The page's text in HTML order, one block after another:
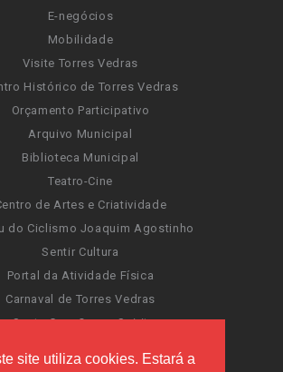
site utiliza cookies. Estará a
E-negócios
Mobilidade
Visite Torres Vedras
Histórico de Torres Vedras
Orçamento Participativo
Arquivo Municipal
Biblioteca Municipal
Teatro-Cine
de Artes e Criatividade
do Ciclismo Joaquim Agostinho
Sentir Cultura
Portal da Atividade Física
Carnaval de Torres Vedras
Santa Cruz Ocean Spirit